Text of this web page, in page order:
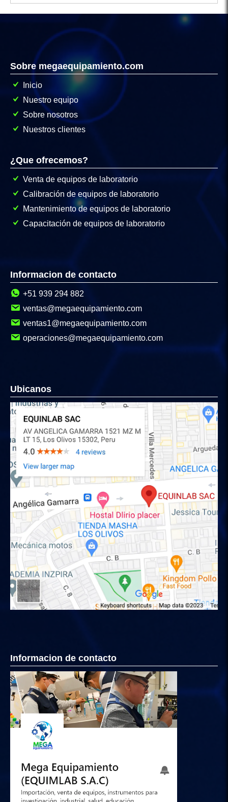
Sobre megaequipamiento.com
Inicio
Nuestro equipo
Sobre nosotros
Nuestros clientes
¿Que ofrecemos?
Venta de equipos de laboratorio
Calibración de equipos de laboratorio
Mantenimiento de equipos de laboratorio
Capacitación de equipos de laboratorio
Informacion de contacto
+51 939 294 882
ventas@megaequipamiento.com
ventas1@megaequipamiento.com
operaciones@megaequipamiento.com
Ubicanos
Informacion de contacto